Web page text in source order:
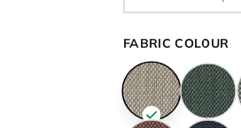
FABRIC COLOUR